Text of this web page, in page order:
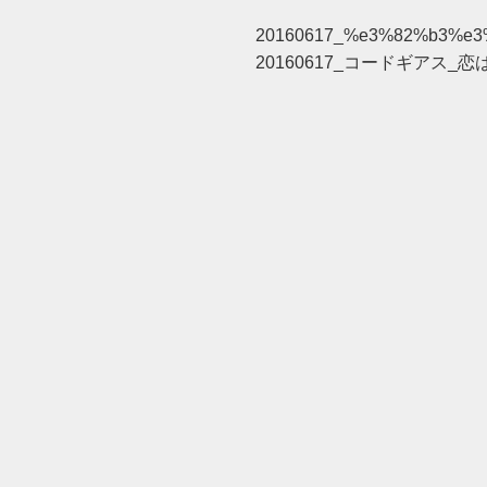
20160617_コードギアス_恋